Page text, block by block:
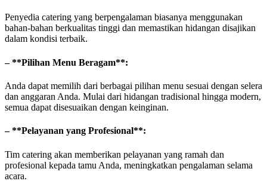
Penyedia catering yang berpengalaman biasanya menggunakan
bahan-bahan berkualitas tinggi dan memastikan hidangan disajikan
dalam kondisi terbaik.
– **Pilihan Menu Beragam**:
Anda dapat memilih dari berbagai pilihan menu sesuai dengan selera
dan anggaran Anda. Mulai dari hidangan tradisional hingga modern,
semua dapat disesuaikan dengan keinginan.
– **Pelayanan yang Profesional**:
Tim catering akan memberikan pelayanan yang ramah dan
profesional kepada tamu Anda, meningkatkan pengalaman selama
acara.